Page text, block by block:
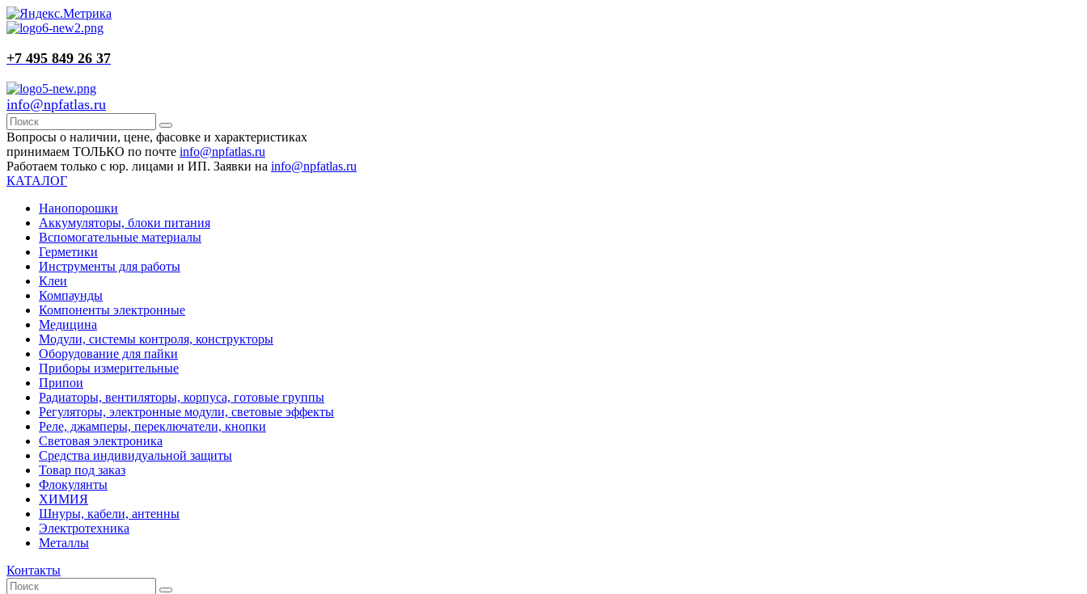
+7 495 849 26 37
info@npfatlas.ru
Вопросы о наличии, цене, фасовке и характеристиках
принимаем ТОЛЬКО по почте info@npfatlas.ru
Работаем только с юр. лицами и ИП. Заявки на info@npfatlas.ru
КАТАЛОГ
Нанопорошки
Аккумуляторы, блоки питания
Вспомогательные материалы
Герметики
Инструменты для работы
Клеи
Компаунды
Компоненты электронные
Медицина
Модули, системы контроля, конструкторы
Оборудование для пайки
Приборы измерительные
Припои
Радиаторы, вентиляторы, корпуса, готовые группы
Регуляторы, электронные модули, световые эффекты
Реле, джамперы, переключатели, кнопки
Световая электроника
Средства индивидуальной защиты
Товар под заказ
Флокулянты
ХИМИЯ
Шнуры, кабели, антенны
Электротехника
Металлы
Контакты